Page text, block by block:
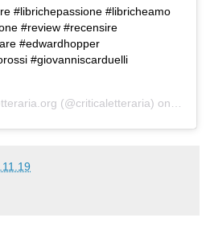
#librichepassione #libricheamo
#review #recensire
#edwardhopper
#giovanniscarduelli
(@criticaletteraria) on